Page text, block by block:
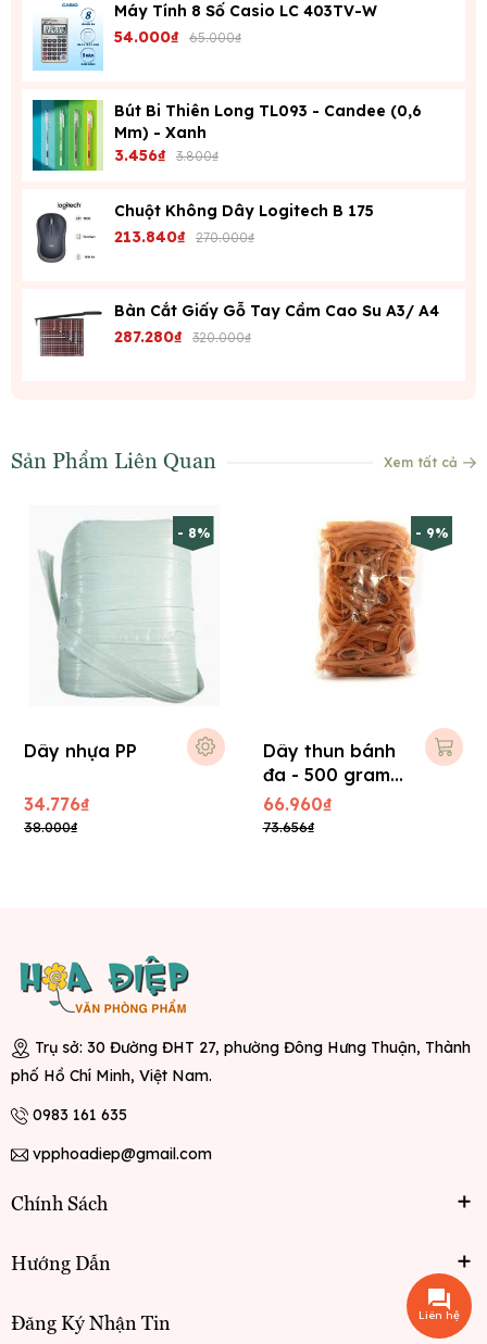
Máy Tính 8 Số Casio LC 403TV-W
54.000₫ 65.000₫
Bút Bi Thiên Long TL093 - Candee (0,6
Mm) - Xanh
3.456₫ 3.800₫
Chuột Không Dây Logitech B 175
213.840₫ 270.000₫
Bàn Cắt Giấy Gỗ Tay Cầm Cao Su A3/ A4
287.280₫ 320.000₫
Sản Phẩm Liên Quan Xem tất cả
- 8%
Dây nhựa PP
34.776₫
38.000₫
- 9%
Dây thun bánh
đa - 500 gram
(ĐK = 7cm)
66.960₫
73.656₫
Trụ sở: 30 Đường ĐHT 27, phường Đông Hưng Thuận, Thành
phố Hồ Chí Minh, Việt Nam.
0983 161 635
vpphoadiep@gmail.com
Chính Sách
Hướng Dẫn
Đăng Ký Nhận Tin Liên hệ